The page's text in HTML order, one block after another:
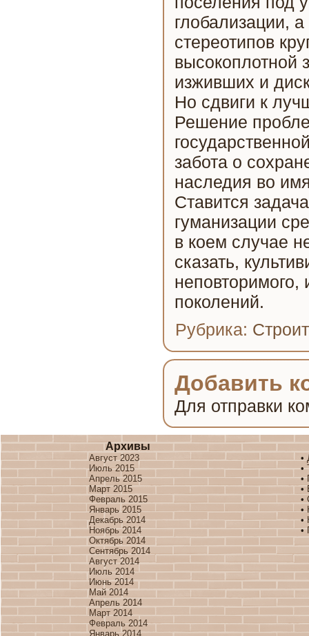
глобализации,
стереотипов
высокоплотной
изживших и
Но сдвиги к
Решение
забота о
наследия во
Ставится
гуманизации
в коем случае
сказать,
неповторимого,
поколений.
Рубрика:
Добавить
Для отправки
Архивы
Август 2023
Июль 2015
Апрель 2015
Март 2015
Февраль 2015
Январь 2015
Декабрь 2014
Ноябрь 2014
Октябрь 2014
Сентябрь 2014
Август 2014
Июль 2014
Июнь 2014
Май 2014
Апрель 2014
Март 2014
Февраль 2014
Январь 2014
•
•
•
•
•
•
•
•